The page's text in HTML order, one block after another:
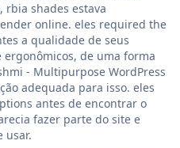
rbia shades estava
online. eles required the
a qualidade de seus
de uma forma
- Multipurpose WordPress
adequada para isso. eles
antes de encontrar o
fazer parte do site e
usar.